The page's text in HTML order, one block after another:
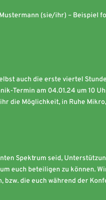
(sie/ihr) – Beispiel
auch die erste viertel
Termin am 04.01.24 um 10
die Möglichkeit, in Ruhe
Spektrum seid,
euch beteiligen zu können.
die euch während der